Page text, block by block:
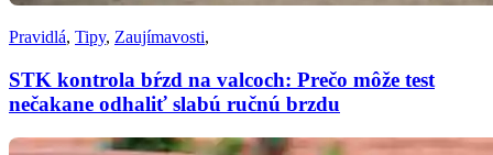
Pravidlá, Tipy, Zaujímavosti,
STK kontrola bŕzd na valcoch: Prečo môže test
nečakane odhaliť slabú ručnú brzdu